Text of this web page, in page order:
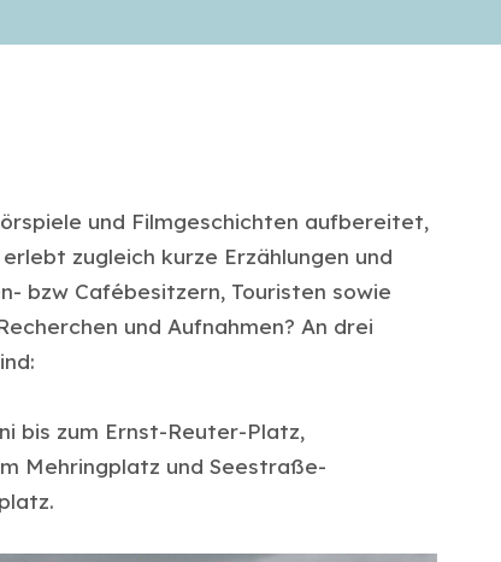
und Filmgeschichten aufbereitet,
zugleich kurze Erzählungen und
bzw Cafébesitzern, Touristen sowie
und Aufnahmen? An drei
bis zum Ernst-Reuter-Platz,
Mehringplatz und Seestraße-